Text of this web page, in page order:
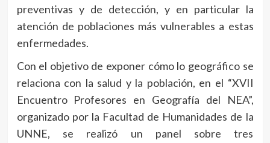
preventivas y de detección, y en particular la
atención de poblaciones más vulnerables a estas
enfermedades.
Con el objetivo de exponer cómo lo geográfico se
relaciona con la salud y la población, en el “XVII
Encuentro Profesores en Geografía del NEA”,
organizado por la Facultad de Humanidades de la
UNNE, se realizó un panel sobre tres